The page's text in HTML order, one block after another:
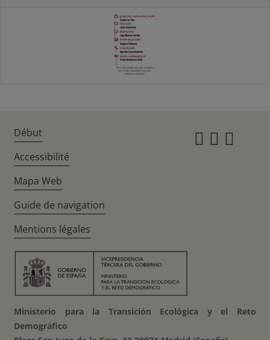
Début
Accessibilité
Mapa Web
Guide de navigation
Mentions légales
Ministerio para la Transición Ecológica y el Reto
Demográfico